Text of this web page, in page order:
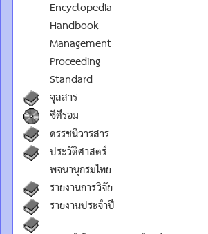
Encyclopedia
Handbook
Management
Proceeding
Standard
จุลสาร
ซีดีรอม
ดรรชนีวารสาร
ประวัติศาสตร์
พจนานุกรมไทย
รายงานการวิจัย
รายงานประจำปี